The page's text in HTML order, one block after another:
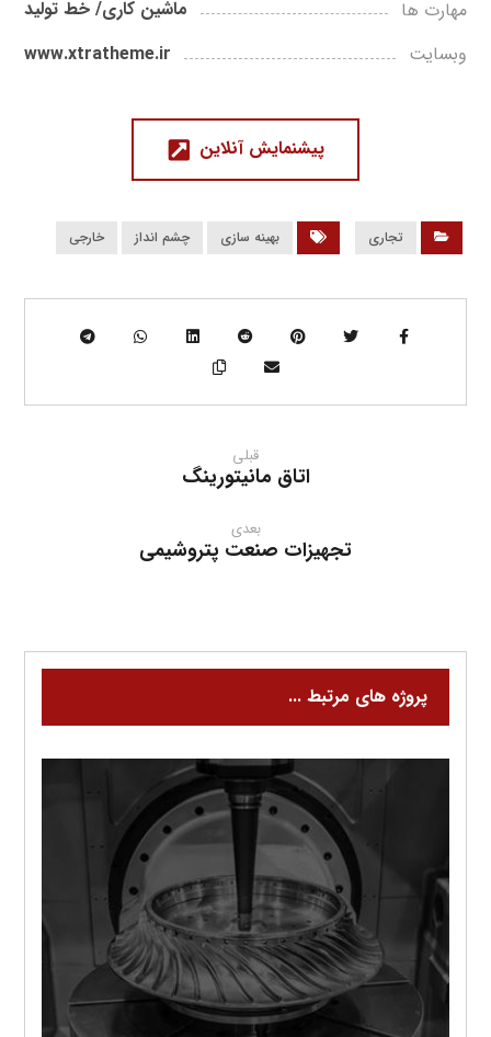
مهارت ها
ماشین کاری/ خط تولید
وبسایت
www.xtratheme.ir
پیشنمایش آنلاین
تجاری بهینه سازی چشم انداز خارجی
قبلی
اتاق مانیتورینگ
بعدی
تجهیزات صنعت پتروشیمی
پروژه های مرتبط ...